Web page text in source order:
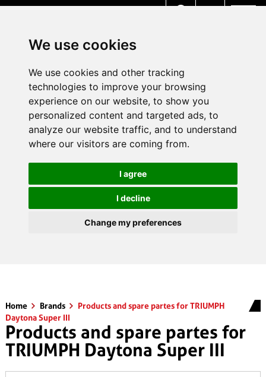
We use cookies
We use cookies and other tracking
technologies to improve your browsing
experience on our website, to show you
personalized content and targeted ads, to
analyze our website traffic, and to understand
where our visitors are coming from.
I agree
I decline
Change my preferences
Home Brands
Products and spare partes for TRIUMPH
Daytona Super III
Products and spare partes for
TRIUMPH Daytona Super III